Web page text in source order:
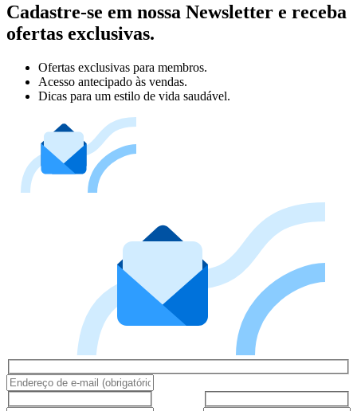
Cadastre-se em nossa Newsletter e receba
ofertas exclusivas.
Ofertas exclusivas para membros.
Acesso antecipado às vendas.
Dicas para um estilo de vida saudável.